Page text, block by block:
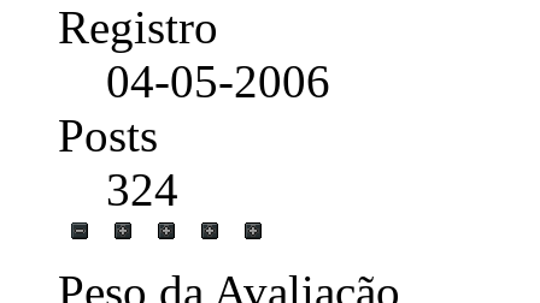
Registro
04-05-2006
Posts
324
Peso da Avaliação